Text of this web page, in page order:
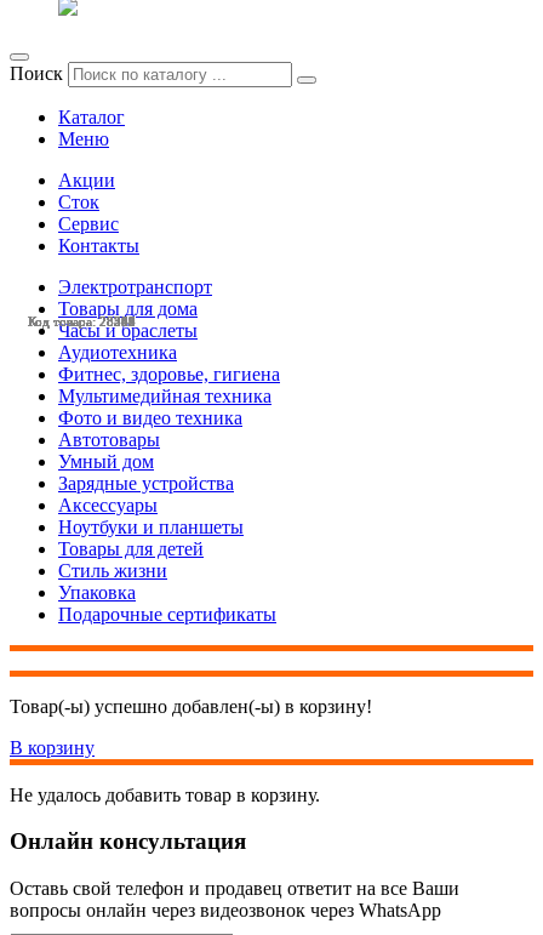
Код товара: 28581
Код товара: 28554
Код товара: 28553
Код товара: 28419
Код товара: 28395
Код товара: 28342
Код товара: 28341
Код товара: 28332
Код товара: 28269
Код товара: 28268
Код товара: 28246
Код товара: 28242
Поиск
Каталог
Меню
Акции
Сток
Сервис
Контакты
Электротранспорт
Товары для дома
Часы и браслеты
Аудиотехника
Фитнес, здоровье, гигиена
Мультимедийная техника
Фото и видео техника
Автотовары
Умный дом
Зарядные устройства
Аксессуары
Ноутбуки и планшеты
Товары для детей
Стиль жизни
Упаковка
Подарочные сертификаты
Товар(-ы) успешно добавлен(-ы) в корзину!
В корзину
Не удалось добавить товар в корзину.
Онлайн консультация
Оставь свой телефон и продавец ответит на все Ваши
вопросы онлайн через видеозвонок через WhatsApp